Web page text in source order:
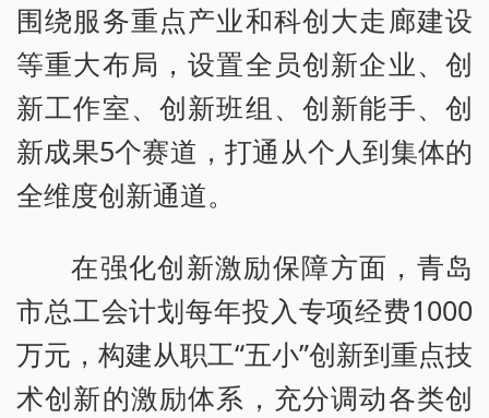
围绕服务重点产业和科创大走廊建设
等重大布局，设置全员创新企业、创
新工作室、创新班组、创新能手、创
新成果5个赛道，打通从个人到集体的
全维度创新通道。
在强化创新激励保障方面，青岛
市总工会计划每年投入专项经费1000
万元，构建从职工“五小”创新到重点技
术创新的激励体系，充分调动各类创